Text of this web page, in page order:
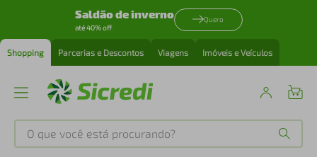
Saldão de inverno
até 40% off
Quero
Shopping Parcerias e Descontos Viagens Imóveis e Veículos
O que você está procurando?